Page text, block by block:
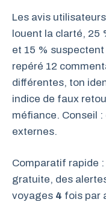
Les avis
louent la clarté, 25
et 15 %
repéré 12
différentes, ton
indice de faux
méfiance. Conseil
externes.
Comparatif rapide
gratuite, des
voyages 4 fois par